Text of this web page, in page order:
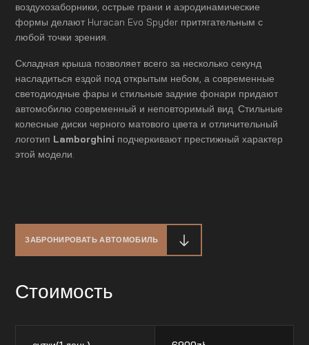
воздухозаборники, острые грани и аэродинамические
формы делают Huracan Evo Spyder притягательным с
любой точки зрения.
Складная крыша позволяет всего за несколько секунд
насладиться ездой под открытым небом, а современные
светодиодные фары и стильные задние фонари придают
автомобилю современный и неповторимый вид. Стильные
колесные диски черного матового цвета и отличительный
логотип Lamborghini подчеркивают престижный характер
этой модели.
ЗАБРОНИРОВАТЬ АВТОМОБИЛЬ
Стоимость